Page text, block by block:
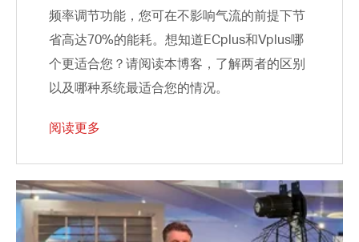
频率调节功能，您可在不影响气流的前提下节
省高达70%的能耗。想知道ECplus和Vplus哪
个更适合您？请阅读本博客，了解两者的区别
以及哪种系统最适合您的情况。
阅读更多